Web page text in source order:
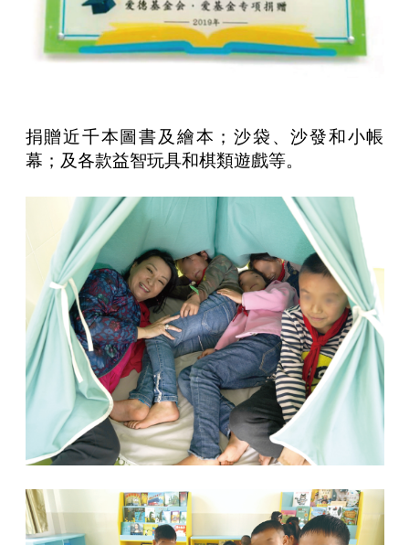
捐贈近千本圖書及繪本；沙袋、沙發和小帳
幕；及各款益智玩具和棋類遊戲等。